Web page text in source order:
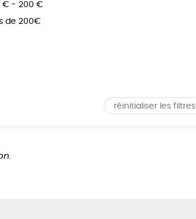
€ - 200 €
de 200€
réinitialiser les filtres